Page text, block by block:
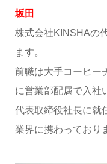
坂田
株式会社KINSHAの
ます。
前職は大手コーヒー
に営業部配属で入社
代表取締役社長に就
業界に携わっており